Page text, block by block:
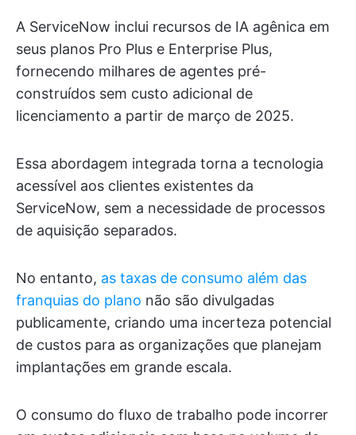
A ServiceNow inclui recursos de IA agênica em
seus planos Pro Plus e Enterprise Plus,
fornecendo milhares de agentes pré-
construídos sem custo adicional de
licenciamento a partir de março de 2025.
Essa abordagem integrada torna a tecnologia
acessível aos clientes existentes da
ServiceNow, sem a necessidade de processos
de aquisição separados.
No entanto, as taxas de consumo além das
franquias do plano não são divulgadas
publicamente, criando uma incerteza potencial
de custos para as organizações que planejam
implantações em grande escala.
O consumo do fluxo de trabalho pode incorrer